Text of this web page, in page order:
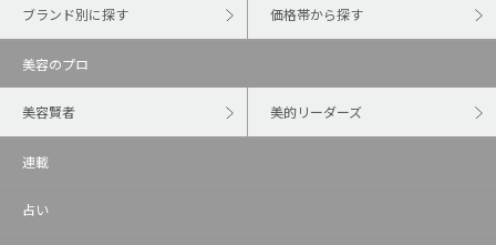
ブランド別に探す 価格帯から探す
美容のプロ
美容賢者 美的リーダーズ
連載
占い